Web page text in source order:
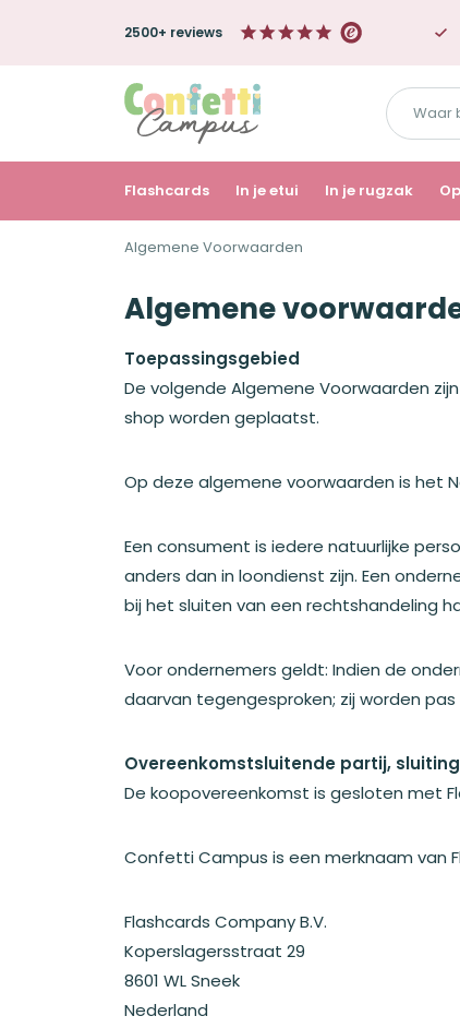
2500+ reviews
Waar
ben
je
naar
op
Flashcards In je etui In je rugzak
Algemene Voorwaarden
Algemene
Toepassingsgebied
De volgende Algemene Voorwaarden
shop worden geplaatst.
Op deze algemene voorwaarden is het
Een consument is iedere natuurlijke
anders dan in loondienst zijn. Een
bij het sluiten van een rechtshandeling
Voor ondernemers geldt: Indien de
daarvan tegengesproken; zij worden
Overeenkomstsluitende partij,
De koopovereenkomst is gesloten met
Confetti Campus is een merknaam van
Flashcards Company B.V.
Koperslagersstraat 29
8601 WL Sneek
Nederland